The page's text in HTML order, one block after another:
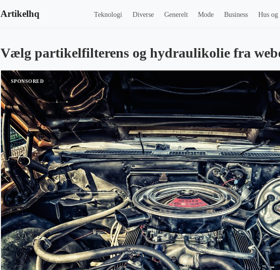
Artikelhq Teknologi Diverse Generelt Mode Business Hus og
Vælg partikelfilterens og hydraulikolie fra